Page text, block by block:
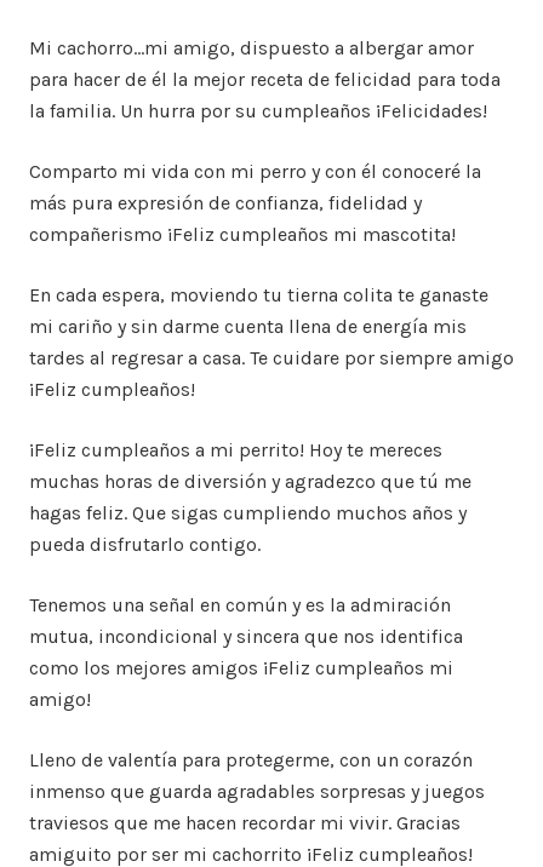
Mi cachorro…mi amigo, dispuesto a albergar amor
para hacer de él la mejor receta de felicidad para toda
la familia. Un hurra por su cumpleaños ¡Felicidades!
Comparto mi vida con mi perro y con él conoceré la
más pura expresión de confianza, fidelidad y
compañerismo ¡Feliz cumpleaños mi mascotita!
En cada espera, moviendo tu tierna colita te ganaste
mi cariño y sin darme cuenta llena de energía mis
tardes al regresar a casa. Te cuidare por siempre amigo
¡Feliz cumpleaños!
¡Feliz cumpleaños a mi perrito! Hoy te mereces
muchas horas de diversión y agradezco que tú me
hagas feliz. Que sigas cumpliendo muchos años y
pueda disfrutarlo contigo.
Tenemos una señal en común y es la admiración
mutua, incondicional y sincera que nos identifica
como los mejores amigos ¡Feliz cumpleaños mi
amigo!
Lleno de valentía para protegerme, con un corazón
inmenso que guarda agradables sorpresas y juegos
traviesos que me hacen recordar mi vivir. Gracias
amiguito por ser mi cachorrito ¡Feliz cumpleaños!